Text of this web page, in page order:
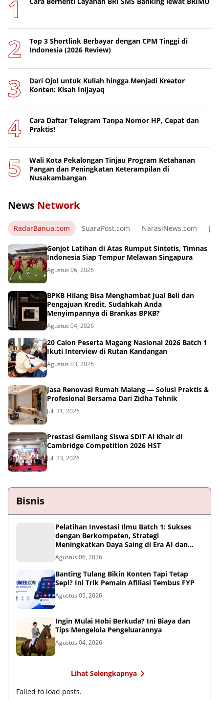
Top 3 Shortlink Berbayar dengan CPM Tinggi di
Indonesia (2026 Review)
Dari Ojol untuk Kuliah hingga Menjadi Kreator
Konten: Kisah Inijayaq
Cara Daftar Telegram Tanpa Nomor HP, Cepat dan
Praktis!
Wali Kota Pekalongan Tinjau Program Ketahanan
Pangan dan Peningkatan Keterampilan di
Nusakambangan
News Network
RadarBanua.com SuaraPost.com NarasiNews.com
Genjot Latihan di Atas Rumput Sintetis, Timnas
Indonesia Siap Tempur Melawan Singapura
Agustus 06, 2026
BPKB Hilang Bisa Menghambat Jual Beli dan
Pengajuan Kredit, Sudahkah Anda
Menyimpannya di Brankas BPKB?
Agustus 04, 2026
20 Calon Peserta Magang Nasional 2026 Batch 1
Ikuti Interview di Rutan Kandangan
Agustus 03, 2026
Jasa Renovasi Rumah Malang — Solusi Praktis &
Profesional Bersama Dari Zidha Tehnik
Juli 31, 2026
Prestasi Gemilang Siswa SDIT Al Khair di
Cambridge Competition 2026 HST
Juli 23, 2026
Bisnis
Pelatihan Investasi Ilmu Batch 1: Sukses
dengan Berkompeten, Strategi
Meningkatkan Daya Saing di Era AI dan
Persaingan Global
Agustus 06, 2026
Banting Tulang Bikin Konten Tapi Tetap
Sepi? Ini Trik Pemain Afiliasi Tembus FYP
Agustus 05, 2026
Ingin Mulai Hobi Berkuda? Ini Biaya dan
Tips Mengelola Pengeluarannya
Agustus 04, 2026
Lihat Selengkapnya
Failed to load posts.